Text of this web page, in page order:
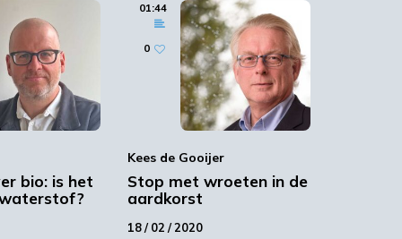
Workshop bbe-
meetinstrumenten
RIVM
17 / 01 / 2017
bio: is het
01:44
0
Kees de Gooijer
Stop met wroeten in de
aardkorst
18 / 02 / 2020